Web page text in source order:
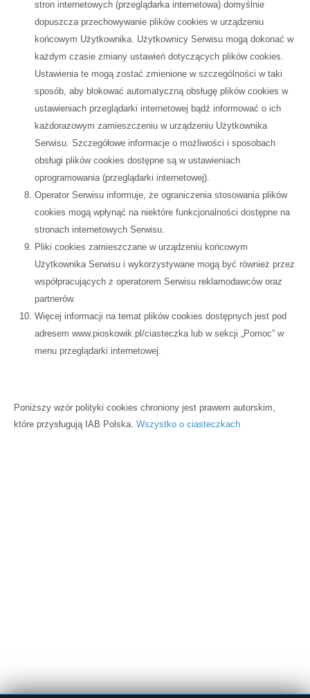
stron internetowych (przeglądarka internetowa) domyślnie
dopuszcza przechowywanie plików cookies w urządzeniu
końcowym Użytkownika. Użytkownicy Serwisu mogą dokonać w
każdym czasie zmiany ustawień dotyczących plików cookies.
Ustawienia te mogą zostać zmienione w szczególności w taki
sposób, aby blokować automatyczną obsługę plików cookies w
ustawieniach przeglądarki internetowej bądź informować o ich
każdorazowym zamieszczeniu w urządzeniu Użytkownika
Serwisu. Szczegółowe informacje o możliwości i sposobach
obsługi plików cookies dostępne są w ustawieniach
oprogramowania (przeglądarki internetowej).
Operator Serwisu informuje, że ograniczenia stosowania plików
cookies mogą wpłynąć na niektóre funkcjonalności dostępne na
stronach internetowych Serwisu.
Pliki cookies zamieszczane w urządzeniu końcowym
Użytkownika Serwisu i wykorzystywane mogą być również przez
współpracujących z operatorem Serwisu reklamodawców oraz
partnerów.
Więcej informacji na temat plików cookies dostępnych jest pod
adresem www.pioskowik.pl/ciasteczka lub w sekcji „Pomoc” w
menu przeglądarki internetowej.
Poniższy wzór polityki cookies chroniony jest prawem autorskim,
które przysługują IAB Polska. Wszystko o ciasteczkach